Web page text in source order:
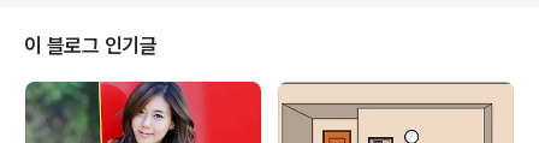
왔네요. 좋은 시간 갖게 해주신 드자이너김군님께 감사하
다는 말씀을 전해드립니다. 그럼 리뷰를 시작하겠습니다.
=) Movie Info 크리스틴 제프스 감독의 은 재밌는 소재의
유쾌한 코미디 영화로 제목만큼이나 밝게 빛나는 보석과도
같은 영화다. 순수하고 요정같은 이미지의 에이미 아담스
이 블로그 인기글